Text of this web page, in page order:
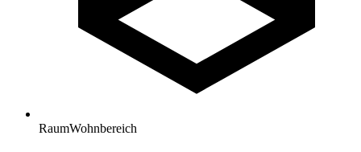
RaumWohnbereich